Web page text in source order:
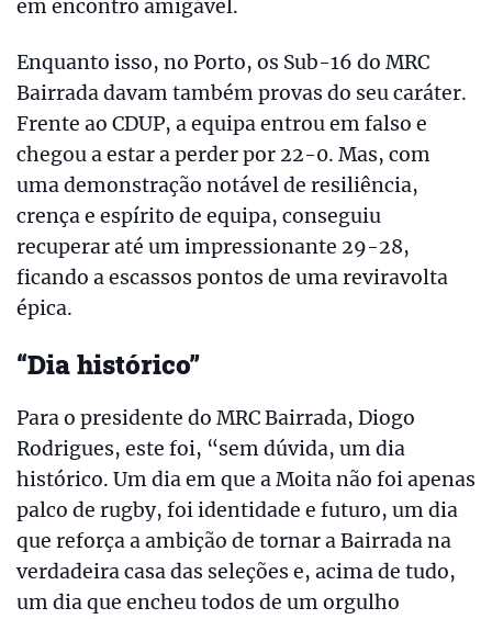
em encontro amigável.
Enquanto isso, no Porto, os Sub-16 do MRC
Bairrada davam também provas do seu caráter.
Frente ao CDUP, a equipa entrou em falso e
chegou a estar a perder por 22-0. Mas, com
uma demonstração notável de resiliência,
crença e espírito de equipa, conseguiu
recuperar até um impressionante 29-28,
ficando a escassos pontos de uma reviravolta
épica.
“Dia histórico”
Para o presidente do MRC Bairrada, Diogo
Rodrigues, este foi, “sem dúvida, um dia
histórico. Um dia em que a Moita não foi apenas
palco de rugby, foi identidade e futuro, um dia
que reforça a ambição de tornar a Bairrada na
verdadeira casa das seleções e, acima de tudo,
um dia que encheu todos de um orgulho